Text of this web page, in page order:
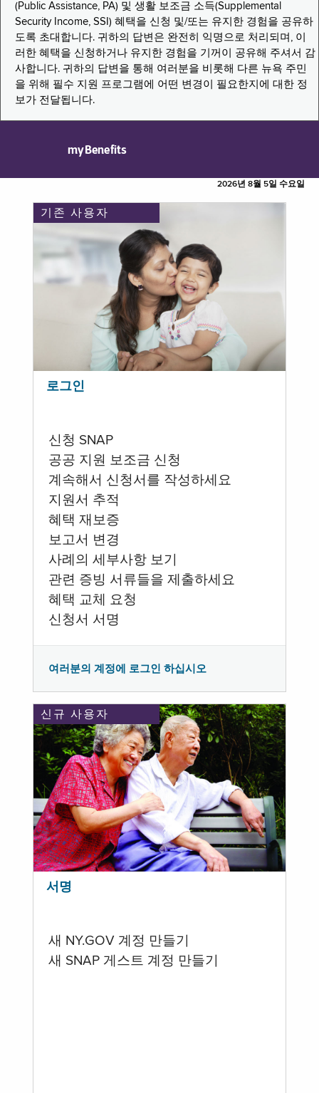
(Public Assistance, PA) 및 생활 보조금 소득(Supplemental
Security Income, SSI) 혜택을 신청 및/또는 유지한 경험을 공유하
도록 초대합니다. 귀하의 답변은 완전히 익명으로 처리되며, 이
러한 혜택을 신청하거나 유지한 경험을 기꺼이 공유해 주셔서 감
사합니다. 귀하의 답변을 통해 여러분을 비롯해 다른 뉴욕 주민
을 위해 필수 지원 프로그램에 어떤 변경이 필요한지에 대한 정
보가 전달됩니다.
myBenefits
2026년 8월 5일 수요일
기존 사용자
로그인
신청 SNAP
공공 지원 보조금 신청
계속해서 신청서를 작성하세요
지원서 추적
혜택 재보증
보고서 변경
사례의 세부사항 보기
관련 증빙 서류들을 제출하세요
혜택 교체 요청
신청서 서명
여러분의 계정에 로그인 하십시오
신규 사용자
서명
새 NY.GOV 계정 만들기
새 SNAP 게스트 계정 만들기